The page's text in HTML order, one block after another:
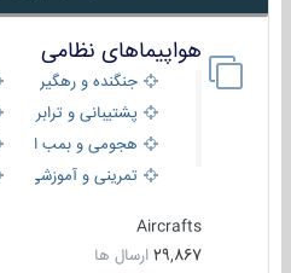
هواپیماهای نظامی
جنگنده و رهگیر
پشتیبانی و ترابری
هجومی و بمب افکن
تمرینی و آموزشی
Aircrafts
29,867 ارسال ها